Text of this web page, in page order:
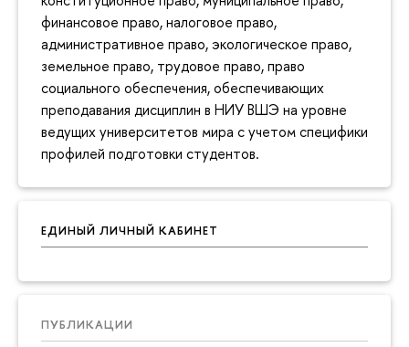
финансовое право, налоговое право,
административное право, экологическое право,
земельное право, трудовое право, право
социального обеспечения, обеспечивающих
преподавания дисциплин в НИУ ВШЭ на уровне
ведущих университетов мира с учетом специфики
профилей подготовки студентов.
ЕДИНЫЙ ЛИЧНЫЙ КАБИНЕТ
ПУБЛИКАЦИИ